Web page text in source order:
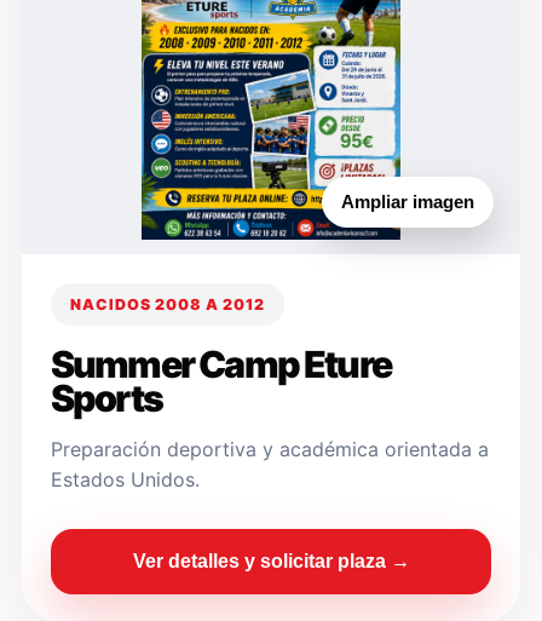
Ampliar imagen
NACIDOS 2008 A 2012
Summer Camp Eture
Sports
Preparación deportiva y académica orientada a
Estados Unidos.
Ver detalles y solicitar plaza →